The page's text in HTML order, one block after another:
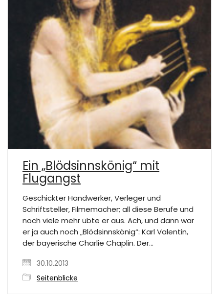
Ein „Blödsinnskönig“ mit
Flugangst
Geschickter Handwerker, Verleger und
Schriftsteller, Filmemacher; all diese Berufe und
noch viele mehr übte er aus. Ach, und dann war
er ja auch noch „Blödsinnskönig“: Karl Valentin,
der bayerische Charlie Chaplin. Der…
30.10.2013
Seitenblicke